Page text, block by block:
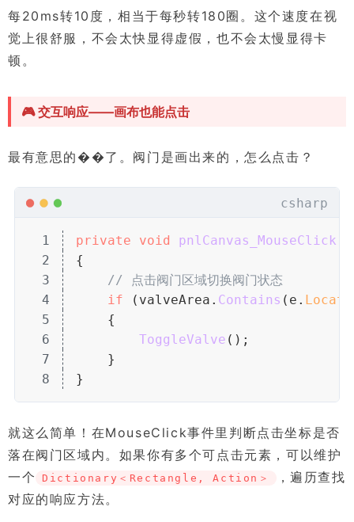
每20ms转10度，相当于每秒转180圈。这个速度在视
觉上很舒服，不会太快显得虚假，也不会太慢显得卡
顿。
🎮 交互响应——画布也能点击
最有意思的��了。阀门是画出来的，怎么点击？
csharp
1 private void pnlCanvas_MouseClick
2
{
3
// 点击阀门区域切换阀门状态
4
if (valveArea. Contains (e.
5
{
6
ToggleValve ();
7
}
8
}
就这么简单！在MouseClick事件里判断点击坐标是否
落在阀门区域内。如果你有多个可点击元素，可以维护
一个
Dictionary＜Rectangle, Action＞
，遍历查找
对应的响应方法。